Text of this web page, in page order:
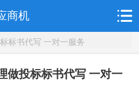
商机
标书代写 一对一服务
做投标标书代写 一对一